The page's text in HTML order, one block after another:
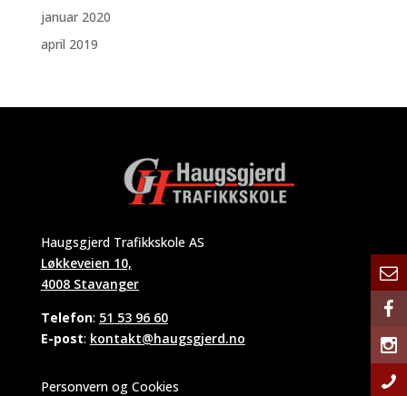
januar 2020
april 2019
Haugsgjerd Trafikkskole AS
Løkkeveien 10,
4008 Stavanger
Telefon: 51 53 96 60
E-post: kontakt@haugsgjerd.no
Personvern og Cookies